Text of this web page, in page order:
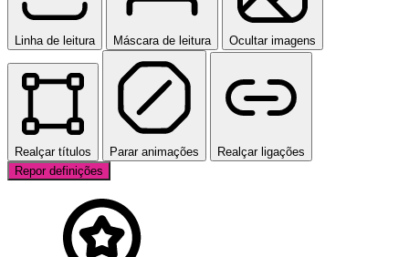
Linha de leitura Máscara de leitura Ocultar imagens
Realçar títulos Parar animações
Realçar ligações
Repor definições